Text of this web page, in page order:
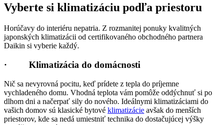
Vyberte si klimatizáciu podľa priestoru
Horúčavy do interiéru nepatria. Z rozmanitej ponuky kvalitných
japonských klimatizácii od certifikovaného obchodného partnera
Daikin si vyberie každý.
· Klimatizácia do domácnosti
Nič sa nevyrovná pocitu, keď prídete z tepla do príjemne
vychladeného domu. Vhodná teplota vám pomôže oddýchnuť si po
dlhom dni a načerpať sily do nového. Ideálnymi klimatizáciami do
vašich domov sú klasické bytové klimatizácie avšak do menších
priestorov, kde sa nedá umiestniť technika do dostačujúcej výšky